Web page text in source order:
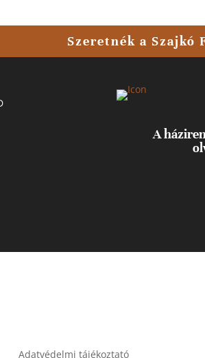
Szeretnék a Szajkó
A
Adatvédelmi tájékoztató